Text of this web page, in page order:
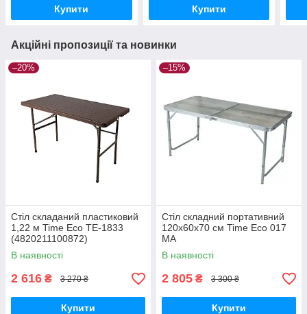
Купити Купити
Акційні пропозиції та новинки
–20%
Стіл складаний пластиковий
1,22 м Time Eco TE-1833
(4820211100872)
В наявності
2 616 ₴ 3 270 ₴
Купити
–15%
Стіл складний портативний
120х60х70 см Time Eco 017
МА
В наявності
2 805 ₴ 3 300 ₴
Купити